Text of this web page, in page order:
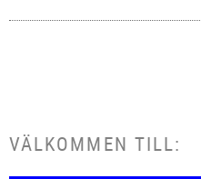
VÄLKOMMEN TILL: